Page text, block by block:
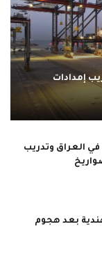
إمدادات
العراق وتدريب
بعد هجوم